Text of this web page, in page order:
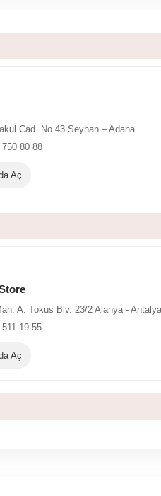
Cad. No 43 Seyhan – Adana
80 88
Aç
A. Tokus Blv. 23/2 Alanya - Antalya
19 55
Aç